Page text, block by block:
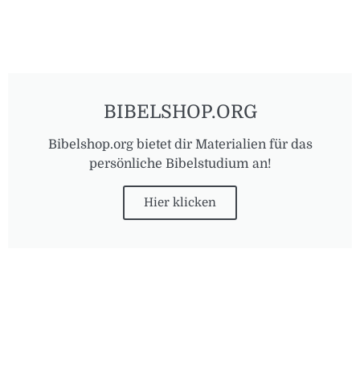
BIBELSHOP.ORG
Bibelshop.org bietet dir Materialien für das
persönliche Bibelstudium an!
Hier klicken